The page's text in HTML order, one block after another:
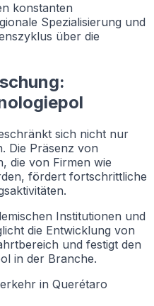
konstanten
Spezialisierung und
über die
sich nicht nur
Die Präsenz von
die von Firmen wie
fördert fortschrittliche
Institutionen und
die Entwicklung von
und festigt den
in der Branche.
in Querétaro